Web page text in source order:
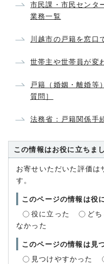
市民課・市民センタ
業務一覧
川越市の戸籍を窓口
世帯主や世帯員が変
戸籍（婚姻・離婚等
質問］
法務省：戸籍関係手
この情報はお役に立ちま
お寄せいただいた評価は
す。
このページの情報は役
役に立った
ど
なかった
このページの情報は見
見つけやすかった